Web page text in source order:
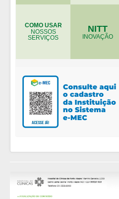
COMO USAR
NOSSOS
SERVIÇOS
NITT
INOVAÇÃO